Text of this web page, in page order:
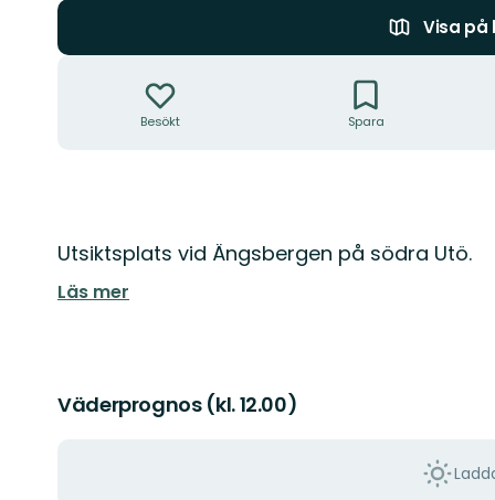
Visa på
Besökt Spara
Beskrivning
Utsiktsplats vid Ängsbergen på södra Utö.
Läs mer
Väderprognos (kl. 12.00)